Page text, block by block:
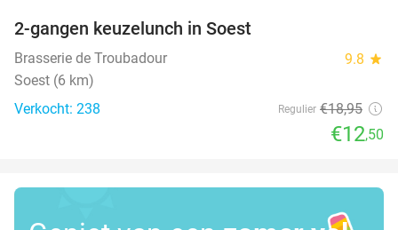
2-gangen keuzelunch in Soest
Brasserie de Troubadour 9.8 star
Soest (6 km)
Verkocht: 238
Regulier €18,95
€12,50